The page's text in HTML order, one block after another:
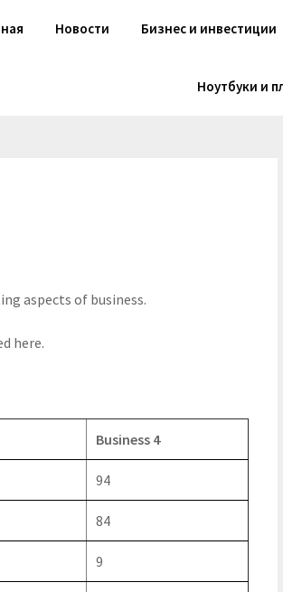
Новости Бизнес и инвестиции
Ноутбуки и
aspects of business.
here.
Business 4
94
84
9